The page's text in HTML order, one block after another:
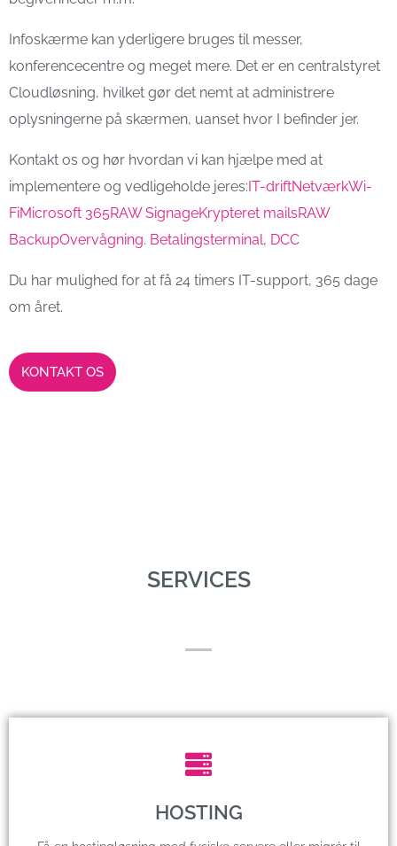
Infoskærme kan yderligere bruges til messer,
konferencecentre og meget mere. Det er en centralstyret
Cloudløsning, hvilket gør det nemt at administrere
oplysningerne på skærmen, uanset hvor I befinder jer.
Kontakt os og hør hvordan vi kan hjælpe med at
implementere og vedligeholde jeres: IT-driftNetværkWi-
FiMicrosoft 365RAW SignageKrypteret mailsRAW
BackupOvervågning. Betalingsterminal, DCC
Du har mulighed for at få 24 timers IT-support, 365 dage
om året.
KONTAKT OS
SERVICES
HOSTING